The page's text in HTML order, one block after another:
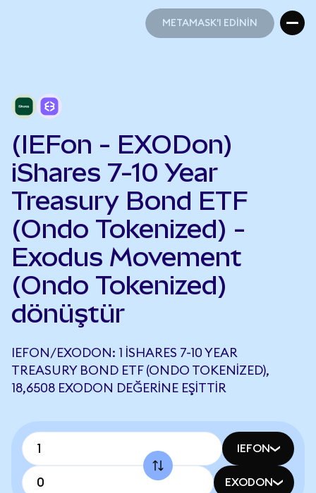
METAMASK'I EDİNİN
(IEFon - EXODon)
iShares 7-10 Year
Treasury Bond ETF
(Ondo Tokenized) -
Exodus Movement
(Ondo Tokenized)
dönüştür
IEFON/EXODON: 1 ISHARES 7-10 YEAR
TREASURY BOND ETF (ONDO TOKENIZED),
18,6508 EXODON DEĞERINE EŞITTIR
IEFON
EXODON